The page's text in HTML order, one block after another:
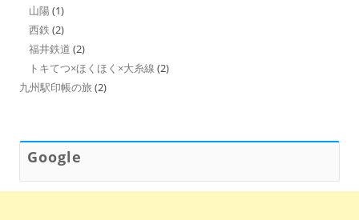
山陽 (1)
西鉄 (2)
福井鉄道 (2)
トキてつ×ほくほく×大糸線 (2)
九州駅印帳の旅 (2)
Google